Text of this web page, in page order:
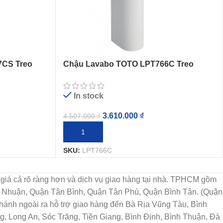
Treo
Chậu Lavabo TOTO LPT766C Treo
In stock
4.507.000₫ 3.610.000 ₫
THÊM VÀO GIỎ HÀNG
SKU: LPT766C
cả rõ ràng hơn và dịch vụ giao hàng tại nhà. TPHCM gồm
Quận Tân Bình, Quận Tân Phú, Quận Bình Tân. (Quận
ngoài ra hỗ trợ giao hàng đến Bà Rịa Vũng Tàu, Bình
Long An, Sóc Trăng, Tiền Giang, Bình Định, Bình Thuận, Đà